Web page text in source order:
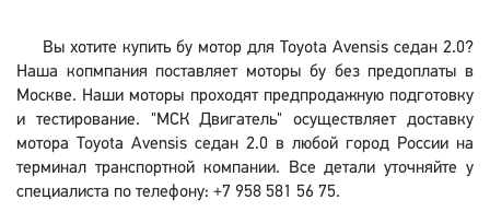
Вы хотите купить бу мотор для Toyota Avensis седан 2.0?
Наша копмпания поставляет моторы бу без предоплаты в
Москве. Наши моторы проходят предпродажную подготовку
и тестирование. "МСК Двигатель" осуществляет доставку
мотора Toyota Avensis седан 2.0 в любой город России на
терминал транспортной компании. Все детали уточняйте у
специалиста по телефону: +7 958 581 56 75.